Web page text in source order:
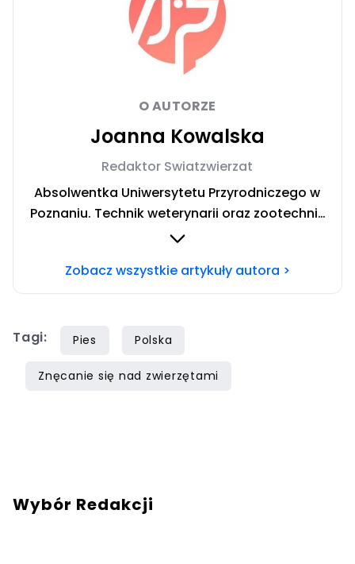
O AUTORZE
Joanna Kowalska
Redaktor Swiatzwierzat
Absolwentka Uniwersytetu Przyrodniczego w
Poznaniu. Technik weterynarii oraz zootechnik
ze specjalizacją żywienia zwierząt
aranżowania akwariów i nurkowania. Chcesz
Zobacz wszystkie artykuły autora >
Tagi: Pies Polska
Znęcanie się nad zwierzętami
Wybór Redakcji